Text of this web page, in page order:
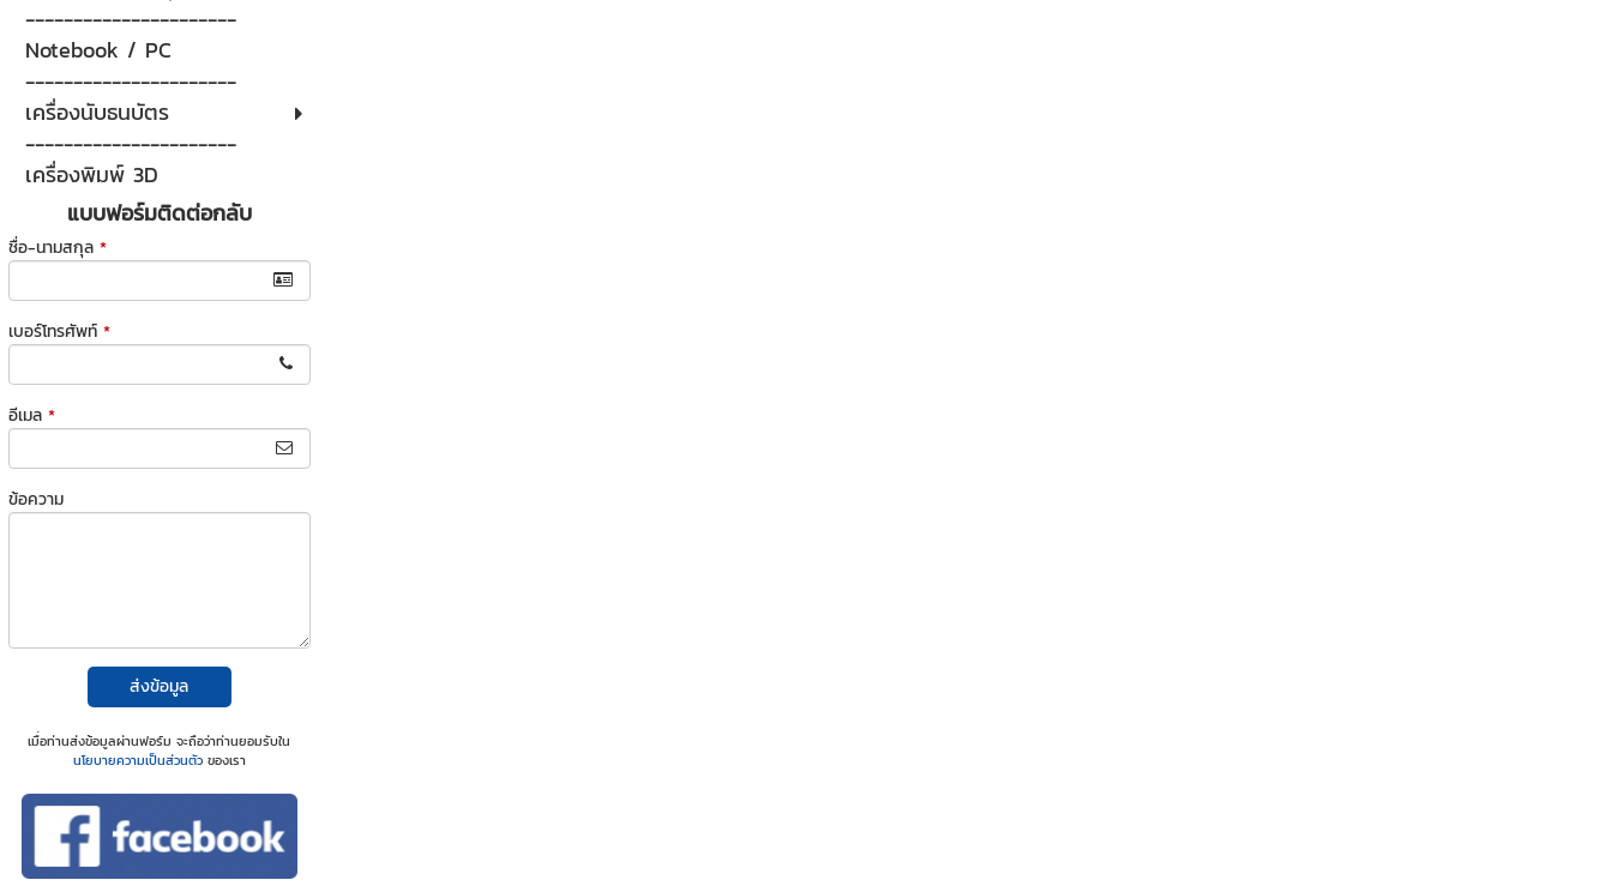
----------------------
Notebook / PC
----------------------
เครื่องนับธนบัตร
----------------------
เครื่องพิมพ์ 3D
แบบฟอร์มติดต่อกลับ
ชื่อ-นามสกุล *
เบอร์โทรศัพท์ *
อีเมล *
ข้อความ
ส่งข้อมูล
เมื่อท่านส่งข้อมูลผ่านฟอร์ม จะถือว่าท่านยอมรับใน
นโยบายความเป็นส่วนตัวของเรา